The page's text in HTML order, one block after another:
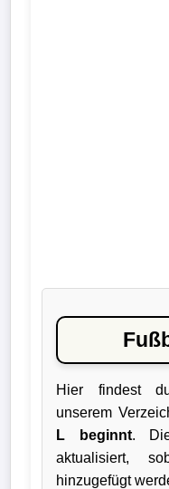
Nationalmannschaft
Vereinsnews
Wechselgerüchte
Hier findest
unserem
L beginnt.
aktualisiert,
hinzugefügt